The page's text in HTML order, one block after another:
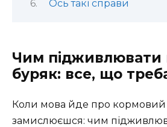
Ось такі справи
Чим підживлювати
буряк: все, що
Коли мова йде про кормовий
замислюєшся: чим